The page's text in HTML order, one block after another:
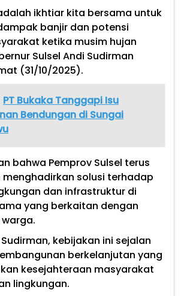
ikhtiar kita bersama untuk
banjir dan potensi
ketika musim hujan
Sulsel Andi Sudirman
(31/10/2025).
PT Bukaka Tanggapi Isu
Bendungan di Sungai
bahwa Pemprov Sulsel terus
solusi terhadap
dan infrastruktur di
yang berkaitan dengan
kebijakan ini sejalan
berkelanjutan yang
kesejahteraan masyarakat
lingkungan.